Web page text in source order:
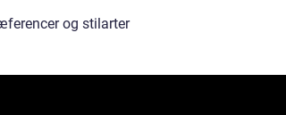
og stilarter